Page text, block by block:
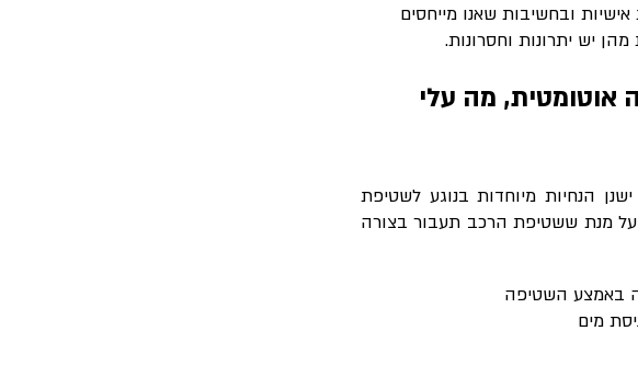
ובחשיבות שאנו מייחסים
יש יתרונות וחסרונות.
אוטומטית, מה עלי
הנחיות מיוחדות בנוגע לשטיפת
מנת ששטיפת הרכב תעבור בצורה
באמצע השטיפה
מים